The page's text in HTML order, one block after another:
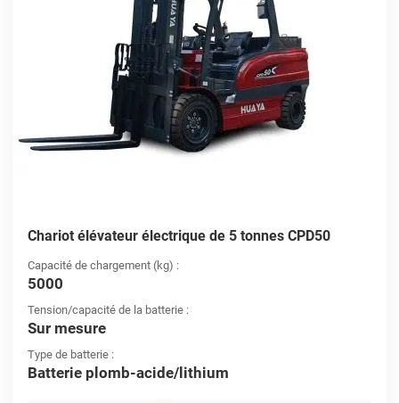
Chariot élévateur électrique de 5 tonnes CPD50
Capacité de chargement (kg) :
5000
Tension/capacité de la batterie :
Sur mesure
Type de batterie :
Batterie plomb-acide/lithium